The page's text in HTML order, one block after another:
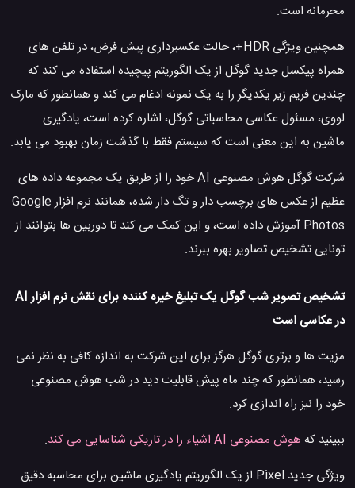
محرمانه است.
همچنین ویژگی HDR+، حالت عکسبرداری پیش فرض، در تلفن های
همراه پیکسل جدید گوگل از یک الگوریتم پیچیده استفاده می کند که
چندین فریم زیر یکدیگر را به یک نمونه ادغام می کند و همانطور که مارک
لووی، مسئول عکاسی محاسباتی گوگل، اشاره کرده است، یادگیری
ماشین به این معنی است که سیستم فقط با گذشت زمان بهبود می یابد.
شرکت گوگل هوش مصنوعی AI خود را از طریق یک مجموعه داده های
عظیم از عکس های برچسب دار و تگ دار شده، همانند نرم افزار Google
Photos آموزش داده است، و این کمک می کند تا دوربین ها بتوانند از
تونایی تشخیص تصاویر بهره ببرند.
تشخیص تصویر شب گوگل یک تبلیغ خیره کننده برای نقش نرم افزار AI
در عکاسی است
مزیت ها و برتری گوگل هرگز برای این شرکت به اندازه کافی به نظر نمی
رسید، همانطور که چند ماه پیش قابلیت دید در شب هوش مصنوعی
خود را نیز راه اندازی کرد.
ببینید که هوش مصنوعی AI اشیاء را در تاریکی شناسایی می کند
.
ویژگی جدید Pixel از یک الگوریتم یادگیری ماشین برای محاسبه دقیق